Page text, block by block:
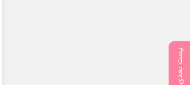
پست بعدی